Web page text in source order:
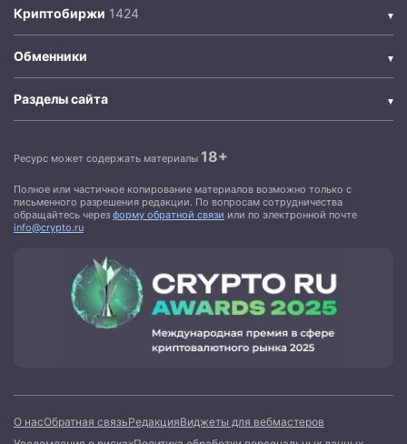
Криптобиржи
Обменники
Разделы сайта
Ресурс может содержать материалы 18+
Полное или частичное копирование материалов возможно только с
письменного разрешения редакции. По вопросам сотрудничества
обращайтесь через форму обратной связи или по электронной почте
info@crypto.ru
О насОбратная связьРедакцияВиджеты для вебмастеров